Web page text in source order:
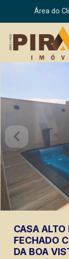
Área do
CASA ALTO
FECHADO
DA BOA